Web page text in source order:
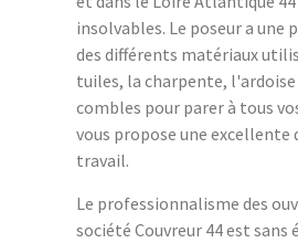
insolvables. Le poseur a
des différents matériaux
tuiles, la charpente, l'ardoise
combles pour parer à tous
vous propose une excellente
travail.
Le professionnalisme des
société Couvreur 44 est sans